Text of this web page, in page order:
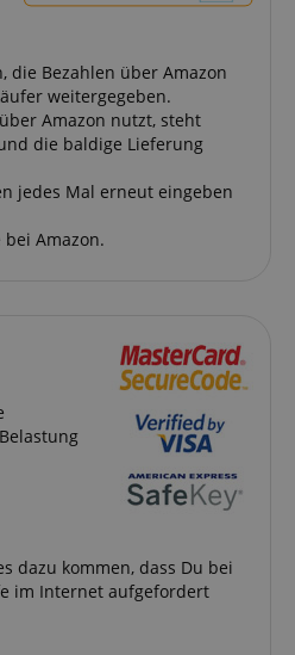
die Bezahlen über Amazon
weitergegeben.
Amazon nutzt, steht
die baldige Lieferung
jedes Mal erneut eingeben
Amazon.
dazu kommen, dass Du bei
im Internet aufgefordert